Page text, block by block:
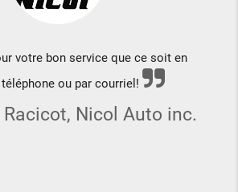
votre bon service que ce soit en
téléphone ou par courriel!
Racicot, Nicol Auto inc.